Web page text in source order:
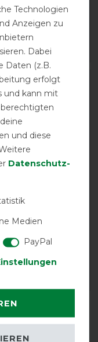
ARTIKEL MERKEN
on Track Draco
mit hoher
17,85 €
*
dich auch
Technologien
Anzeigen zu
Dabei
Daten (z.B.
erfolgt
und kann mit
und diese
Daten­schutz­
Medien
PayPal